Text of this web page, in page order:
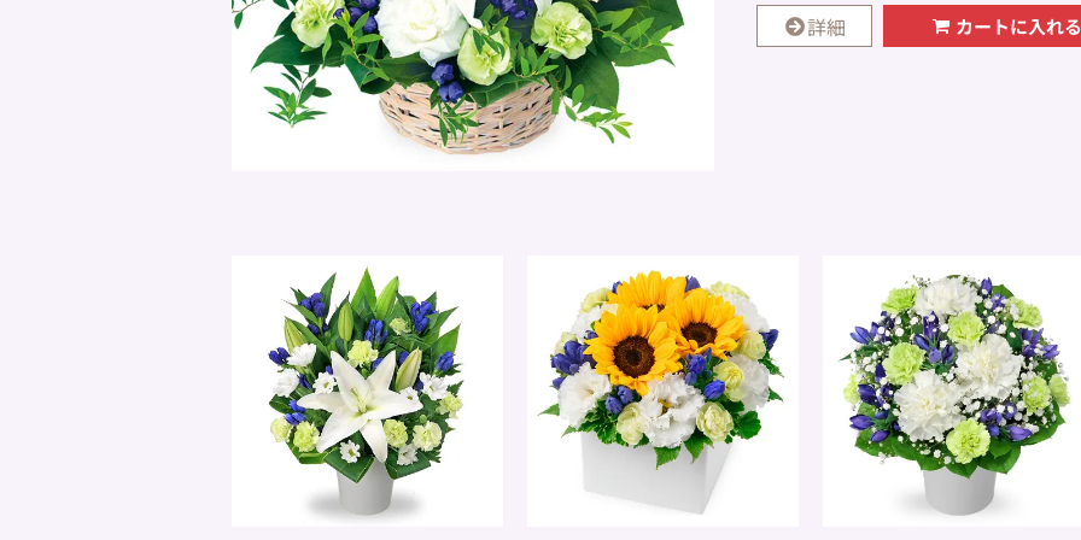
詳細 カートに入れる